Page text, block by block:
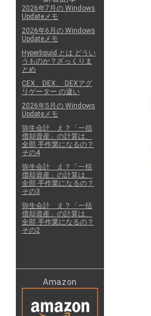
2026年7月の Windows
Updateメモ
2026年6月の Windows
Updateメモ
Hyperliquid とは どうい
うものか？ざっくりま
とめ
CEX、DEX、 DEXアグ
リゲーター の違い
2026年5月の Windows
Updateメモ
弥生会計 え？「一括
償却資産」の計算は、
全部 手作業になるの？
その4
弥生会計 え？「一括
償却資産」の計算は、
全部 手作業になるの？
その3
弥生会計 え？「一括
償却資産」の計算は、
全部 手作業になるの？
その2
Amazon